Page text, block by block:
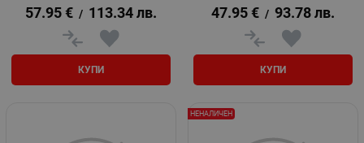
57.95 € / 113.34 лв.
КУПИ
47.95 € / 93.78 лв.
КУПИ
НЕНАЛИЧЕН